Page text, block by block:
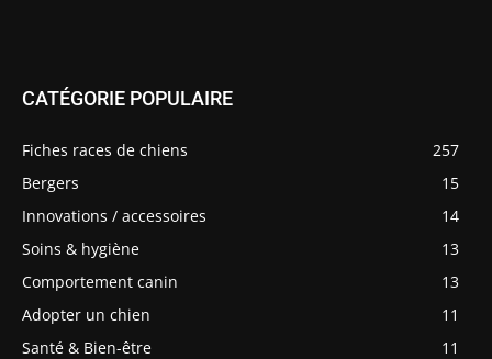
CATÉGORIE POPULAIRE
Fiches races de chiens
257
Bergers
15
Innovations / accessoires
14
Soins & hygiène
13
Comportement canin
13
Adopter un chien
11
Santé & Bien-être
11